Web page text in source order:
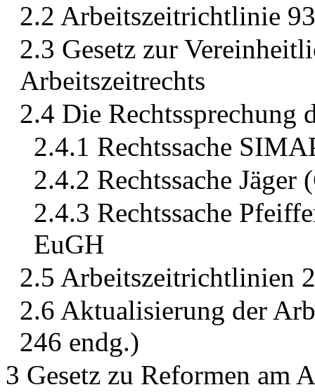
2.2 Arbeitszeitrichtlinie
2.3 Gesetz zur
Arbeitszeitrechts
2.4 Die Rechtssprechung
2.4.1 Rechtssache
2.4.2 Rechtssache
2.4.3 Rechtssache
EuGH
2.5 Arbeitszeitrichtlinien
2.6 Aktualisierung der
246 endg.)
3 Gesetz zu Reformen am